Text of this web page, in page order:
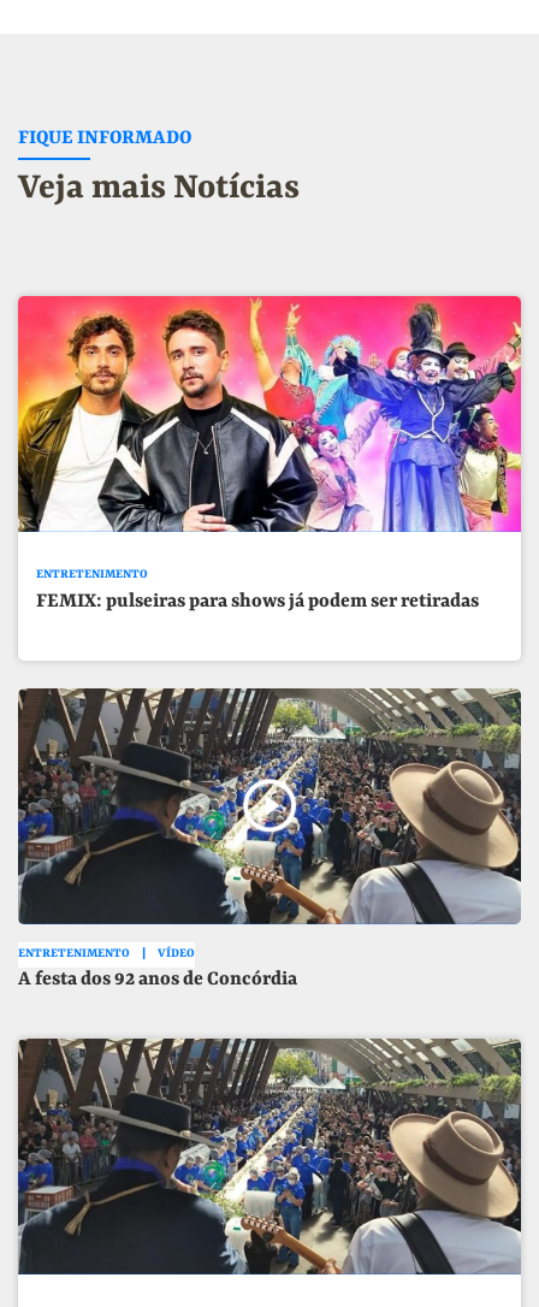
FIQUE INFORMADO
Veja mais Notícias
ENTRETENIMENTO
FEMIX: pulseiras para shows já podem ser retiradas
ENTRETENIMENTO VÍDEO
A festa dos 92 anos de Concórdia